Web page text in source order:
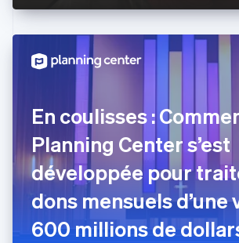
En coulisses :
Planning Center s’est
développée pour
dons mensuels d’une
600 millions de
États-Unis
Finlande
EnglishSvenska
France
English
Grèce
English
Hongrie
English
Inde
English
Irlande